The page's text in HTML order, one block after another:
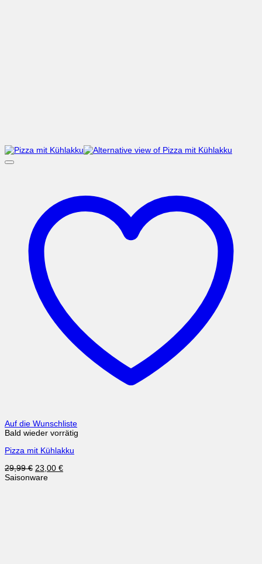
Auf die Wunschliste
Bald wieder vorrätig
Pizza mit Kühlakku
29,99€ Ursprünglicher
Preis
23,00 €Aktueller
Saisonware